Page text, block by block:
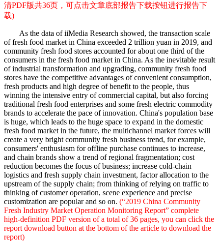
清PDF版共36页，可点击文章底部报告下载按钮进行报告下
载)
As the data of iiMedia Research showed, the transaction scale
of fresh food market in China exceeded 2 trillion yuan in 2019, and
community fresh food stores accounted for about one third of the
consumers in the fresh food market in China. As the inevitable result
of industrial transformation and upgrading, community fresh food
stores have the competitive advantages of convenient consumption,
fresh products and high degree of benefit to the people, thus
winning the intensive entry of commercial capital, but also forcing
traditional fresh food enterprises and some fresh electric commodity
brands to accelerate the pace of innovation. China's population base
is huge, which leads to the huge space to expand in the domestic
fresh food market in the future, the multichannel market forces will
create a very bright community fresh business trend, for example,
consumers' enthusiasm for offline purchase continues to increase,
and chain brands show a trend of regional fragmentation; cost
reduction becomes the focus of business; increase cold-chain
logistics and fresh supply chain investment, factor allocation to the
upstream of the supply chain; from thinking of relying on traffic to
thinking of customer operation, scene experience and precise
customization are popular and so on. (“2019 China Community
Fresh Industry Market Operation Monitoring Report” complete
high-definition PDF version of a total of 36 pages, you can click the
report download button at the bottom of the article to download the
report)